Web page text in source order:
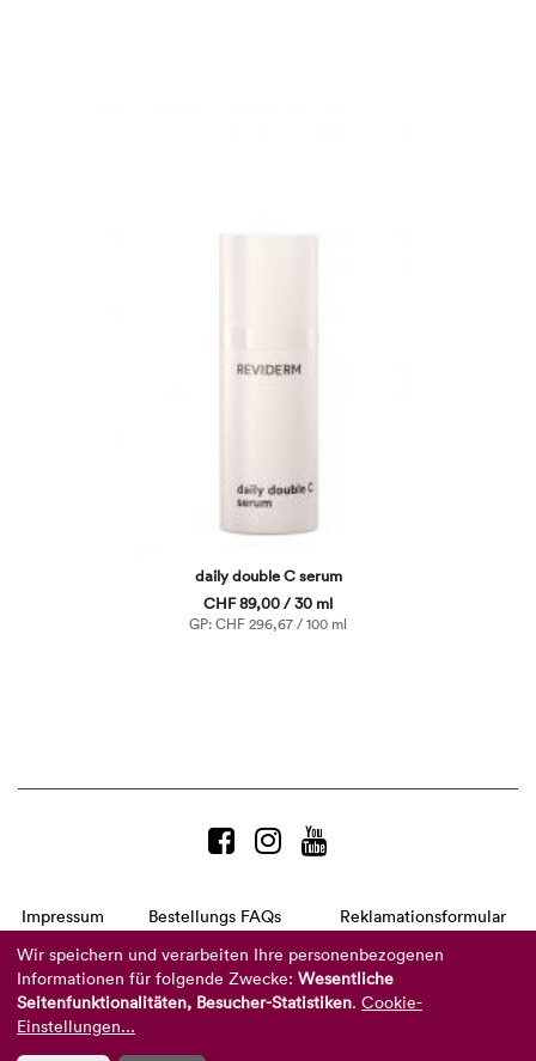
daily double C serum
CHF 89,00 / 30 ml
GP: CHF 296,67 / 100 ml
Impressum Bestellungs FAQs
Reklamationsformular
AGB
Datenschutzerklärung
Barrierefreiheitserklärung
Telefon:+49 8104 8873-310
(Mo-Do: 9-16 Uhr und Fr: 9-14 Uhr)
Wir speichern und verarbeiten Ihre personenbezogenen
Informationen für folgende Zwecke: Wesentliche
Seitenfunktionalitäten, Besucher-Statistiken. Cookie-
Einstellungen...